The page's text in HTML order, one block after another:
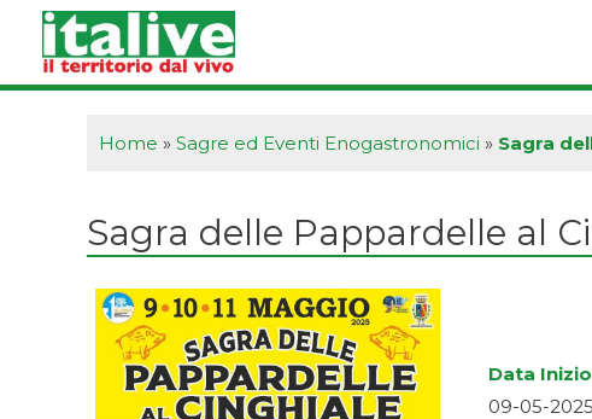
contenuto
Home » Sagre ed Eventi Enogastronomici » Sagra
Sagra delle Pappardelle al
Data Inizio
09-05-2025